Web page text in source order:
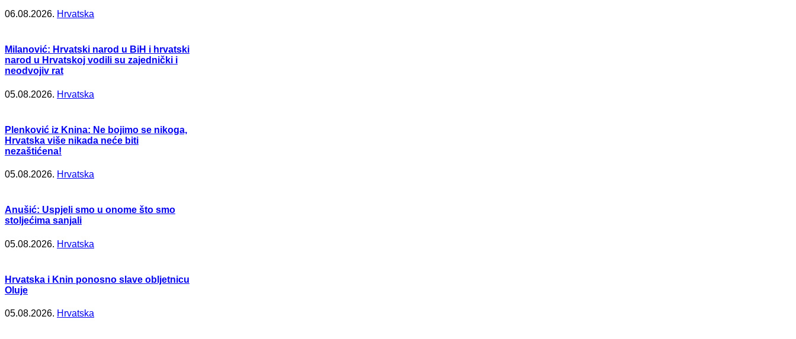
06.08.2026. Hrvatska
Milanović: Hrvatski narod u BiH i hrvatski
narod u Hrvatskoj vodili su zajednički i
neodvojiv rat
05.08.2026. Hrvatska
Plenković iz Knina: Ne bojimo se nikoga,
Hrvatska više nikada neće biti
nezaštićena!
05.08.2026. Hrvatska
Anušić: Uspjeli smo u onome što smo
stoljećima sanjali
05.08.2026. Hrvatska
Hrvatska i Knin ponosno slave obljetnicu
Oluje
05.08.2026. Hrvatska